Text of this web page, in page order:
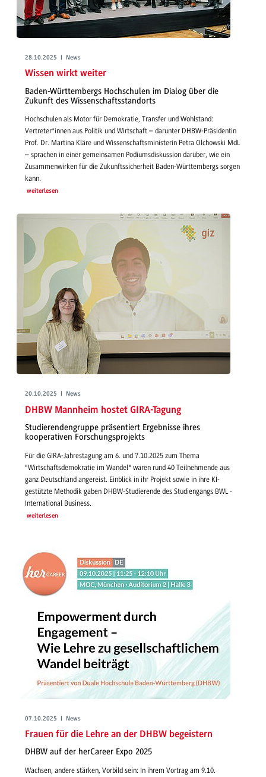
28.10.2025 | News
Wissen wirkt weiter
Baden-Württembergs Hochschulen im Dialog über die
Zukunft des Wissenschaftsstandorts
Hochschulen als Motor für Demokratie, Transfer und Wohlstand:
Vertreter*innen aus Politik und Wirtschaft – darunter DHBW-Präsidentin
Prof. Dr. Martina Kläre und Wissenschaftsministerin Petra Olchowski MdL
– sprachen in einer gemeinsamen Podiumsdiskussion darüber, wie ein
Zusammenwirken für die Zukunftssicherheit Baden-Württembergs sorgen
kann.
weiterlesen
20.10.2025 | News
DHBW Mannheim hostet GIRA-Tagung
Studierendengruppe präsentiert Ergebnisse ihres
kooperativen Forschungsprojekts
Für die GIRA-Jahrestagung am 6. und 7.10.2025 zum Thema
"Wirtschaftsdemokratie im Wandel" waren rund 40 Teilnehmende aus
ganz Deutschland angereist. Einblick in ihr Projekt sowie in ihre KI-
gestützte Methodik gaben DHBW-Studierende des Studiengangs BWL -
International Business.
weiterlesen
07.10.2025 | News
Frauen für die Lehre an der DHBW begeistern
DHBW auf der herCareer Expo 2025
Wachsen, andere stärken, Vorbild sein: In ihrem Vortrag am 9.10.